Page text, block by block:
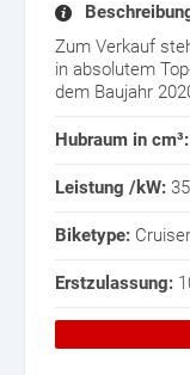
Zum Verkauf
in absolutem
dem Baujahr
Hubraum in cm³:
Leistung /kW: 35
Biketype: Cruiser
Erstzulassung: